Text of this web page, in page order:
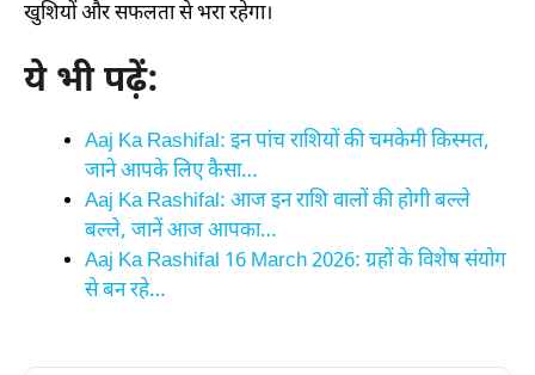
खुशियों और सफलता से भरा रहेगा।
ये भी पढ़ें:
Aaj Ka Rashifal: इन पांच राशियों की चमकेमी किस्मत,
जाने आपके लिए कैसा…
Aaj Ka Rashifal: आज इन राशि वालों की होगी बल्ले
बल्ले, जानें आज आपका…
Aaj Ka Rashifal 16 March 2026: ग्रहों के विशेष संयोग
से बन रहे…